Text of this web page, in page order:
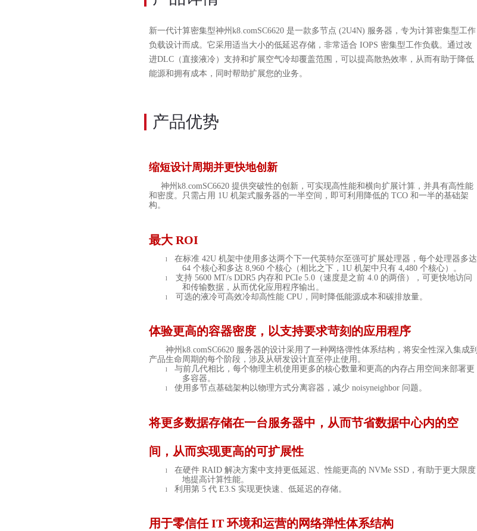
新一代计算密集型神州k8.comSC6620 是一款多节点 (2U4N) 服务器，专为计算密集型工作
负载设计而成。它采用适当大小的低延迟存储，非常适合 IOPS 密集型工作负载。通过改
进DLC（直接液冷）支持和扩展空气冷却覆盖范围，可以提高散热效率，从而有助于降低
能源和拥有成本，同时帮助扩展您的业务。
产品优势
缩短设计周期并更快地创新
神州k8.comSC6620 提供突破性的创新，可实现高性能和横向扩展计算，并具有高性能
和密度。只需占用 1U 机架式服务器的一半空间，即可利用降低的 TCO 和一半的基础架
构。
最大ROI
l 在标准42U 机架中使用多达两个下一代英特尔至强可扩展处理器，每个处理器多达
64 个核心和多达 8,960 个核心（相比之下， 1U 机架中只有4,480 个核心）。
l 支持5600 MT/s DDR5 内存和 PCIe 5.0（速度是之前4.0 的两倍），可更快地访问
和传输数据，从而优化应用程序输出。
l 可选的液冷可高效冷却高性能CPU，同时降低能源成本和碳排放量。
体验更高的容器密度，以支持要求苛刻的应用程序
神州k8.comSC6620 服务器的设计采用了一种网络弹性体系结构，将安全性深入集成到
产品生命周期的每个阶段，涉及从研发设计直至停止使用。
l
与前几代相比，每个物理主机使用更多的核心数量和更高的内存占用空间来部署更
多容器。
l 使用多节点基础架构以物理方式分离容器，减少noisyneighbor 问题。
将更多数据存储在一台服务器中，从而节省数据中心内的空
间，从而实现更高的可扩展性
l 在硬件RAID 解决方案中支持更低延迟、性能更高的 NVMe SSD，有助于更大限度
地提高计算性能。
l 利用第5 代E3.S 实现更快速、低延迟的存储。
用于零信任IT环境和运营的网络弹性体系结构